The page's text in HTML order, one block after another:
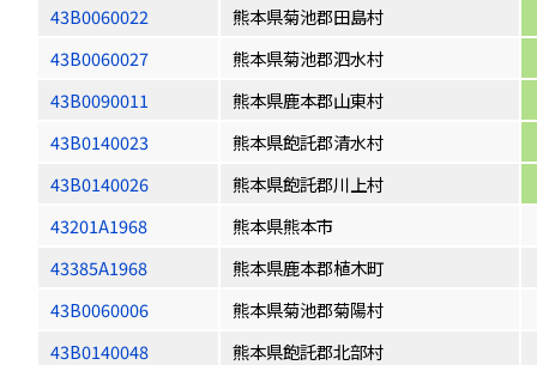
43B0060022
熊本県菊池郡田島村
43B0060027
熊本県菊池郡泗水村
43B0090011
熊本県鹿本郡山東村
43B0140023
熊本県飽託郡清水村
43B0140026
熊本県飽託郡川上村
43201A1968
熊本県熊本市
43385A1968
熊本県鹿本郡植木町
43B0060006
熊本県菊池郡菊陽村
43B0140048
熊本県飽託郡北部村